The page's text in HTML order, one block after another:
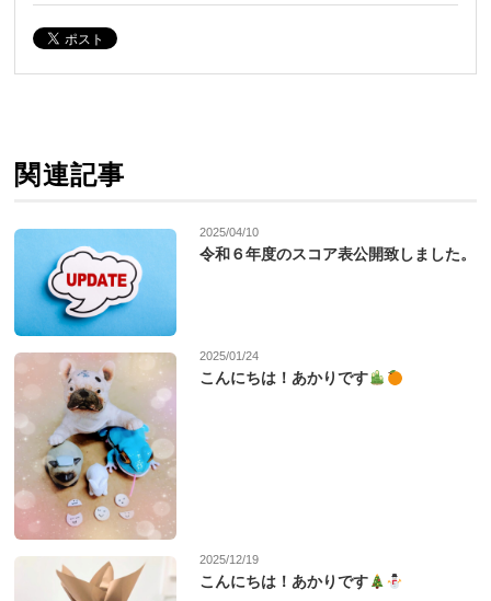
関連記事
2025/04/10
令和６年度のスコア表公開致しました。
2025/01/24
こんにちは！あかりです
2025/12/19
こんにちは！あかりです